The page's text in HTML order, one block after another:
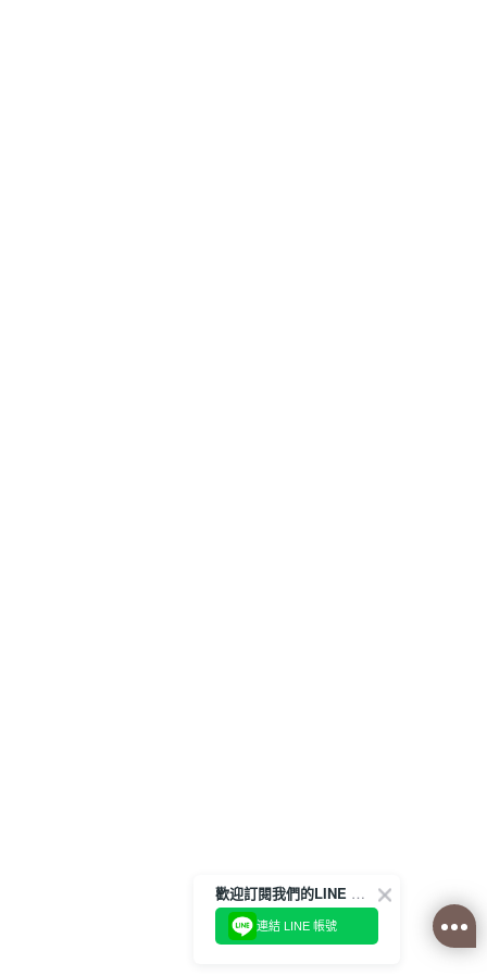
歡迎訂閱我們的LINE 官方帳號
連結 LINE 帳號